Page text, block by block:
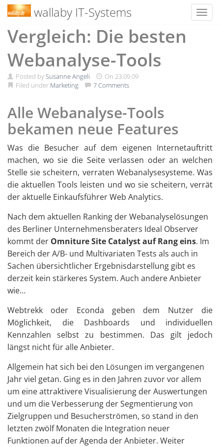
Skip
wallaby IT-Systems
Vergleich: Die besten
Webanalyse-Tools
Posted bySusanne Angeli On 23.09.09
Filed under Marketing 7 Comments
Alle Webanalyse-Tools
bekamen neue Features
Was die Besucher auf dem eigenen Internetauftritt
machen, wo sie die Seite verlassen oder an welchen
Stelle sie scheitern, verraten Webanalysesysteme. Was
die aktuellen Tools leisten und wo sie scheitern, verrät
der aktuelle Einkaufsführer Web Analytics.
Nach dem aktuellen Ranking der Webanalyselösungen
des Berliner Unternehmensberaters Ideal Observer
kommt der Omniture Site Catalyst auf Rang eins. Im
Bereich der A/B- und Multivariaten Tests als auch in
Sachen übersichtlicher Ergebnisdarstellung gibt es
derzeit kein stärkeres System. Auch andere Anbieter
wie…
Webtrekk oder Econda geben dem Nutzer die
Möglichkeit, die Dashboards und individuellen
Kennzahlen selbst zu bestimmen. Das gilt jedoch
längst nicht für alle Anbieter.
Allgemein hat sich bei den Lösungen im vergangenen
Jahr viel getan. Ging es in den Jahren zuvor vor allem
um eine attraktivere Visualisierung der Auswertungen
und um die Verbesserung der Segmentierung von
Zielgruppen und Besucherströmen, so stand in den
letzten zwölf Monaten die Integration neuer
Funktionen auf der Agenda der Anbieter. Weiter